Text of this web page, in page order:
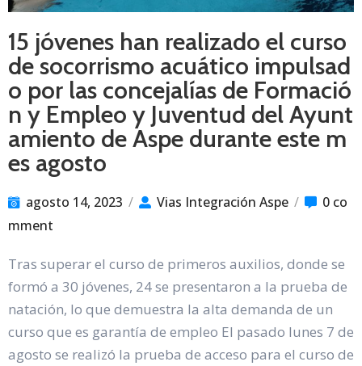
15 jóvenes han realizado el curso
de socorrismo acuático impulsad
o por las concejalías de Formació
n y Empleo y Juventud del Ayunt
amiento de Aspe durante este m
es agosto
agosto 14, 2023 / Vias Integración Aspe /
0 co
mment
Tras superar el curso de primeros auxilios, donde se
formó a 30 jóvenes, 24 se presentaron a la prueba de
natación, lo que demuestra la alta demanda de un
curso que es garantía de empleo El pasado lunes 7 de
agosto se realizó la prueba de acceso para el curso de